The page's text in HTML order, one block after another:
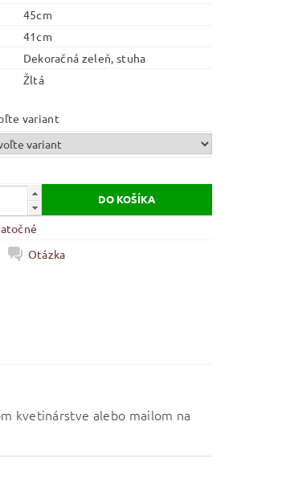
45cm
41cm
Dekoračná zeleň, stuha
Žltá
variant
Otázka
kvetinárstve alebo mailom na